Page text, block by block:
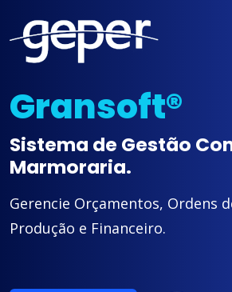
Gransoft®
Sistema de Gestão
Marmoraria.
Gerencie Orçamentos, Ordens
Produção e Financeiro.